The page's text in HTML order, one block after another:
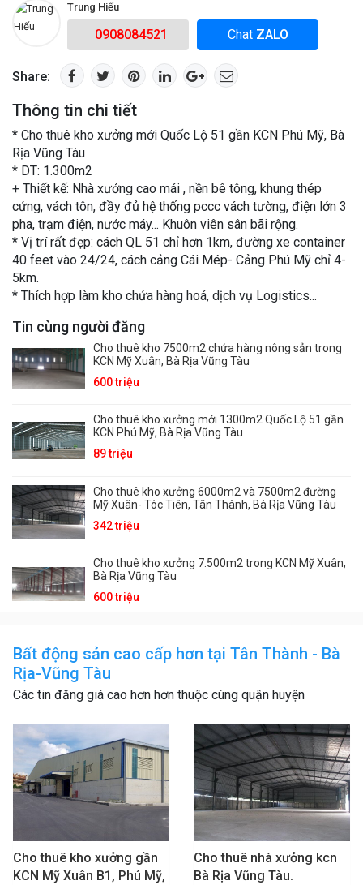
Trung Hiếu
0908084521 Chat ZALO
Share:
Thông tin chi tiết
* Cho thuê kho xưởng mới Quốc Lộ 51 gần KCN Phú Mỹ, Bà
Rịa Vũng Tàu
* DT: 1.300m2
+ Thiết kế: Nhà xưởng cao mái , nền bê tông, khung thép
cứng, vách tôn, đầy đủ hệ thống pccc vách tường, điện lớn 3
pha, trạm điện, nước máy... Khuôn viên sân bãi rộng.
* Vị trí rất đẹp: cách QL 51 chỉ hơn 1km, đường xe container
40 feet vào 24/24, cách cảng Cái Mép- Cảng Phú Mỹ chỉ 4-
5km.
* Thích hợp làm kho chứa hàng hoá, dịch vụ Logistics...
Tin cùng người đăng
Cho thuê kho 7500m2 chứa hàng nông sản trong
KCN Mỹ Xuân, Bà Rịa Vũng Tàu
600 triệu
Cho thuê kho xưởng mới 1300m2 Quốc Lộ 51 gần
KCN Phú Mỹ, Bà Rịa Vũng Tàu
89 triệu
Cho thuê kho xưởng 6000m2 và 7500m2 đường
Mỹ Xuân- Tóc Tiên, Tân Thành, Bà Rịa Vũng Tàu
342 triệu
Cho thuê kho xưởng 7.500m2 trong KCN Mỹ Xuân,
Bà Rịa Vũng Tàu
600 triệu
Bất động sản cao cấp hơn tại Tân Thành - Bà
Rịa-Vũng Tàu
Các tin đăng giá cao hơn hơn thuộc cùng quận huyện
Cho thuê kho xưởng gần
KCN Mỹ Xuân B1, Phú Mỹ,
Cho thuê nhà xưởng kcn
Bà Rịa Vũng Tàu.